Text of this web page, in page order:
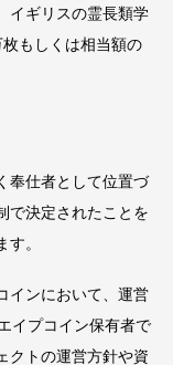
イギリスの霊長類学
もしくは相当額の
奉仕者として位置づ
で決定されたことを
。
インにおいて、運営
イプコイン保有者で
クトの運営方針や資